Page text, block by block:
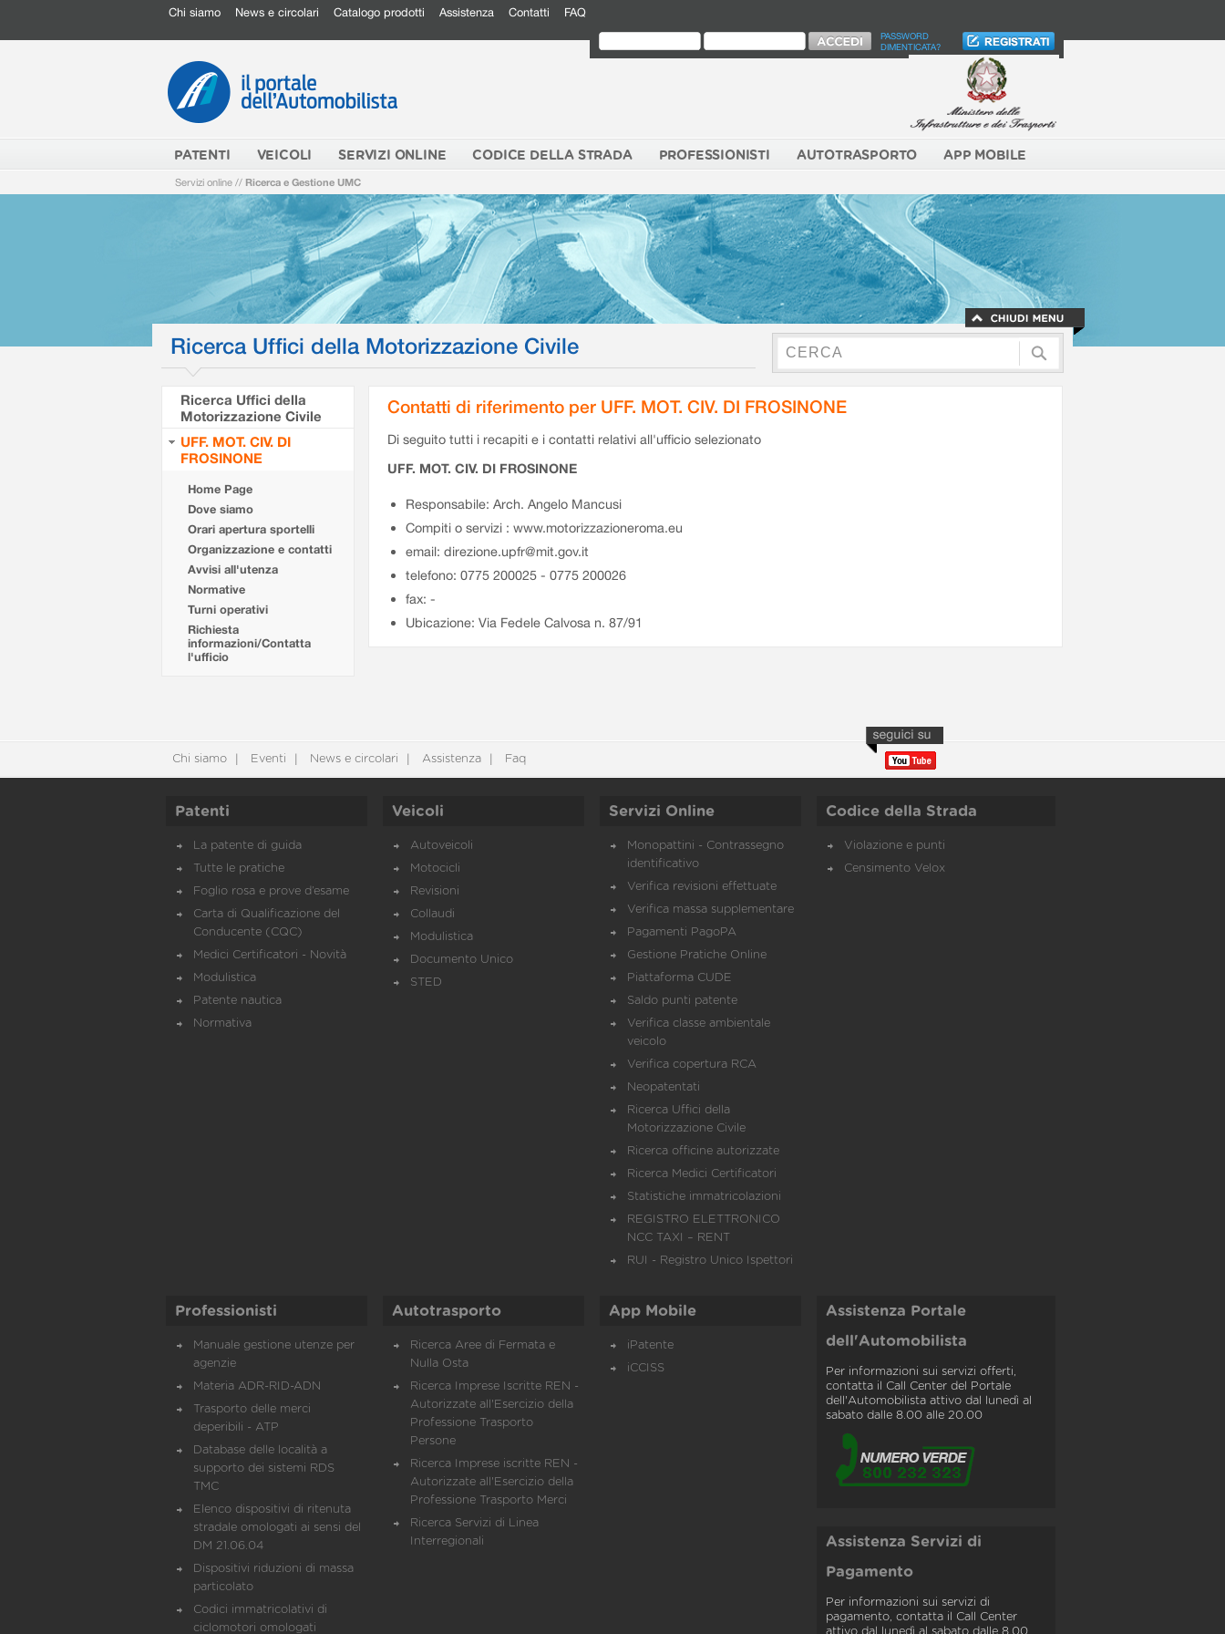
Chi siamo News e circolari Catalogo prodotti Assistenza Contatti FAQ
PASSWORD
DIMENTICATA?
PATENTI VEICOLI SERVIZI ONLINE CODICE DELLA STRADA PROFESSIONISTI AUTOTRASPORTO APP MOBILE
Servizi online // Ricerca e Gestione UMC
Ricerca Uffici della Motorizzazione Civile
Ricerca Uffici della
Motorizzazione Civile
UFF. MOT. CIV. DI
FROSINONE
Home Page
Dove siamo
Orari apertura sportelli
Organizzazione e contatti
Avvisi all'utenza
Normative
Turni operativi
Richiesta
informazioni/Contatta
l'ufficio
Contatti di riferimento per UFF. MOT. CIV. DI FROSINONE
Di seguito tutti i recapiti e i contatti relativi all'ufficio selezionato
UFF. MOT. CIV. DI FROSINONE
Responsabile: Arch. Angelo Mancusi
Compiti o servizi : www.motorizzazioneroma.eu
email: direzione.upfr@mit.gov.it
telefono: 0775 200025 - 0775 200026
fax: -
Ubicazione: Via Fedele Calvosa n. 87/91
Chi siamo Eventi News e circolari Assistenza Faq
Patenti
La patente di guida
Tutte le pratiche
Foglio rosa e prove d’esame
Carta di Qualificazione del
Conducente (CQC)
Medici Certificatori - Novità
Modulistica
Patente nautica
Normativa
Veicoli
Autoveicoli
Motocicli
Revisioni
Collaudi
Modulistica
Documento Unico
STED
Servizi Online
Monopattini - Contrassegno
identificativo
Verifica revisioni effettuate
Verifica massa supplementare
Pagamenti PagoPA
Gestione Pratiche Online
Piattaforma CUDE
Saldo punti patente
Verifica classe ambientale
veicolo
Verifica copertura RCA
Neopatentati
Ricerca Uffici della
Motorizzazione Civile
Ricerca officine autorizzate
Ricerca Medici Certificatori
Statistiche immatricolazioni
REGISTRO ELETTRONICO
NCC TAXI – RENT
RUI - Registro Unico Ispettori
Codice della Strada
Violazione e punti
Censimento Velox
Professionisti
Manuale gestione utenze per
agenzie
Materia ADR-RID-ADN
Trasporto delle merci
deperibili - ATP
Database delle località a
supporto dei sistemi RDS
TMC
Elenco dispositivi di ritenuta
stradale omologati ai sensi del
DM 21.06.04
Dispositivi riduzioni di massa
particolato
Codici immatricolativi di
ciclomotori omologati
Autotrasporto
Ricerca Aree di Fermata e
Nulla Osta
Ricerca Imprese Iscritte REN -
Autorizzate all'Esercizio della
Professione Trasporto
Persone
Ricerca Imprese iscritte REN -
Autorizzate all'Esercizio della
Professione Trasporto Merci
Ricerca Servizi di Linea
Interregionali
App Mobile
iPatente
iCCISS
Assistenza Portale
dell'Automobilista
Per informazioni sui servizi offerti,
contatta il Call Center del Portale
dell'Automobilista attivo dal lunedì al
sabato dalle 8.00 alle 20.00
Assistenza Servizi di
Pagamento
Per informazioni sui servizi di
pagamento, contatta il Call Center